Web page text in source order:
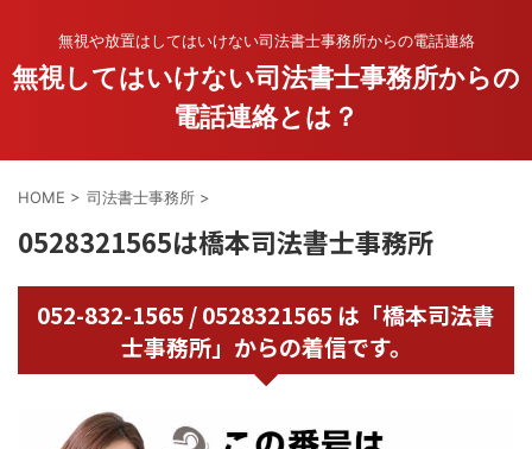
無視や放置はしてはいけない司法書士事務所からの電話連絡
無視してはいけない司法書士事務所からの
電話連絡とは？
HOME > 司法書士事務所 >
0528321565は橋本司法書士事務所
052-832-1565 / 0528321565 は「橋本司法書
士事務所」からの着信です。